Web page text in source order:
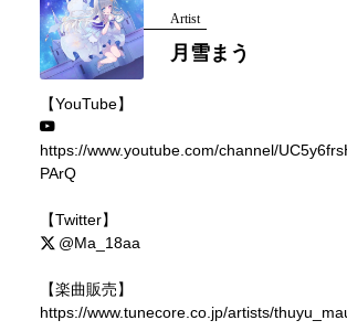
Artist
月雪まう
【YouTube】
https://www.youtube.com/channel/
PArQ
【Twitter】
@Ma_18aa
【楽曲販売】
https://www.tunecore.co.jp/artists/